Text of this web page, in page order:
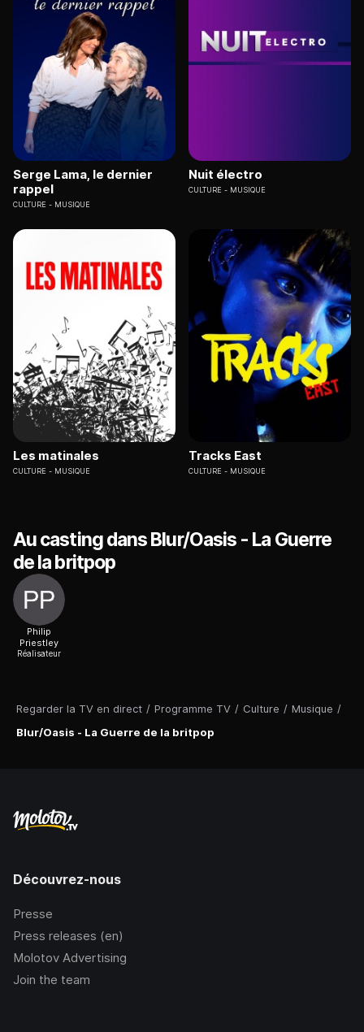
Regarder la TV en direct / Programme TV / Culture / Musique /
Blur/Oasis - La Guerre de la britpop
Serge Lama, le dernier
rappel
CULTURE MUSIQUE
Nuit électro
CULTURE MUSIQUE
Les matinales
CULTURE MUSIQUE
Tracks East
CULTURE MUSIQUE
Au casting dans Blur/Oasis - La Guerre
de la britpop
Philip
Priestley
Réalisateur
Découvrez-nous
Presse
Press releases (en)
Molotov Advertising
Join the team